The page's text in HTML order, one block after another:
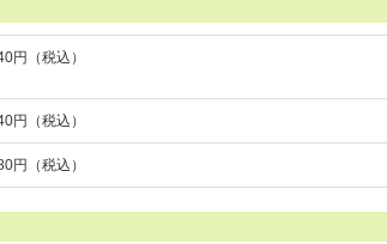
円（税込）
円（税込）
円（税込）